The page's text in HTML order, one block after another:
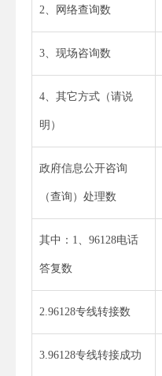
2、网络查询数
3、现场咨询数
4、其它方式（请说
明）
政府信息公开咨询
（查询）处理数
其中：1、96128电话
答复数
2.96128专线转接数
3.96128专线转接成功